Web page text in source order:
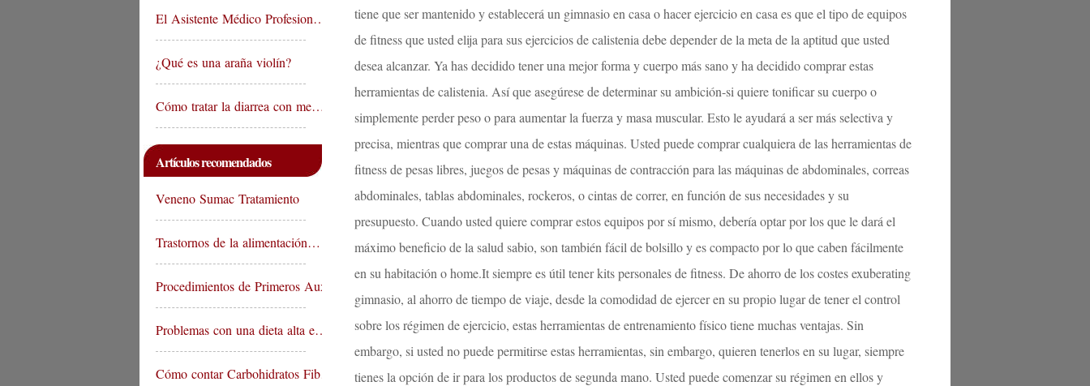
El Asistente Médico Profesion…
¿Qué es una araña violín?
Cómo tratar la diarrea con me…
Artículos recomendados
Veneno Sumac Tratamiento
Trastornos de la alimentación…
Procedimientos de Primeros Aux…
Problemas con una dieta alta e…
Cómo contar Carbohidratos Fib…
tiene que ser mantenido y establecerá un gimnasio en casa o hacer ejercicio en casa es que el tipo de equipos
de fitness que usted elija para sus ejercicios de calistenia debe depender de la meta de la aptitud que usted
desea alcanzar. Ya has decidido tener una mejor forma y cuerpo más sano y ha decidido comprar estas
herramientas de calistenia. Así que asegúrese de determinar su ambición-si quiere tonificar su cuerpo o
simplemente perder peso o para aumentar la fuerza y ​​masa muscular. Esto le ayudará a ser más selectiva y
precisa, mientras que comprar una de estas máquinas. Usted puede comprar cualquiera de las herramientas de
fitness de pesas libres, juegos de pesas y máquinas de contracción para las máquinas de abdominales, correas
abdominales, tablas abdominales, rockeros, o cintas de correr, en función de sus necesidades y su
presupuesto. Cuando usted quiere comprar estos equipos por sí mismo, debería optar por los que le dará el
máximo beneficio de la salud sabio, son también fácil de bolsillo y es compacto por lo que caben fácilmente
en su habitación o home.It siempre es útil tener kits personales de fitness. De ahorro de los costes exuberating
gimnasio, al ahorro de tiempo de viaje, desde la comodidad de ejercer en su propio lugar de tener el control
sobre los régimen de ejercicio, estas herramientas de entrenamiento físico tiene muchas ventajas. Sin
embargo, si usted no puede permitirse estas herramientas, sin embargo, quieren tenerlos en su lugar, siempre
tienes la opción de ir para los productos de segunda mano. Usted puede comenzar su régimen en ellos y